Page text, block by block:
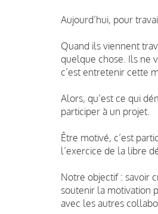
Aujourd’hui, pour
Quand ils viennent
quelque chose. Ils ne
c’est entretenir cette
Alors, qu’est ce qui
participer à un projet.
Être motivé, c’est
l’exercice de la libre
Notre objectif : savoir
soutenir la motivation
avec les autres